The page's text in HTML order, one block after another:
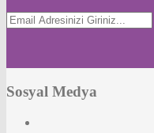
Sosyal Medya